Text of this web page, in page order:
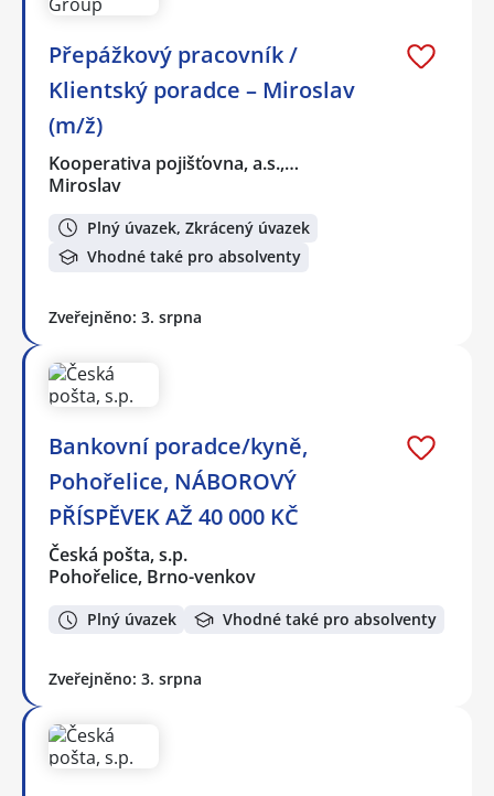
Přepážkový pracovník /
Klientský poradce – Miroslav
(m/ž)
Kooperativa pojišťovna, a.s.,…
Miroslav
Plný úvazek, Zkrácený úvazek
Vhodné také pro absolventy
Zveřejněno: 3. srpna
Bankovní poradce/kyně,
Pohořelice, NÁBOROVÝ
PŘÍSPĚVEK AŽ 40 000 KČ
Česká pošta, s.p.
Pohořelice, Brno-venkov
Plný úvazek Vhodné také pro absolventy
Zveřejněno: 3. srpna